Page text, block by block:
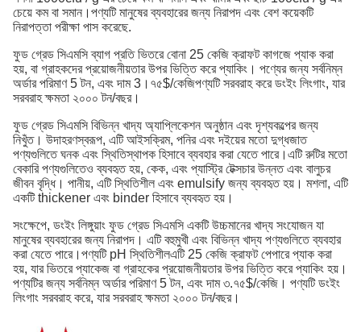
চেয়ে কম বা সমান।পণ্যটি মানুষের ব্যবহারের জন্য নিরাপদ এবং বেশ কয়েকটি
নিরাপত্তা পরীক্ষা পাস করেছে.
ফুড গ্রেড সিএমসি ব্যাগ প্রতি ভিতরে বোনা 25 কেজি ক্রাফট কাগজে প্যাক করা
হয়, বা গ্রাহকদের প্রয়োজনীয়তার উপর ভিত্তি করে প্যাকিং। পণ্যের জন্য সর্বনিম্ন
অর্ডার পরিমাণ 5 টন, এবং দাম 3।৭৫$/কেজিপণ্যটি সরবরাহ করে ডংইং লিংগাং, যার
সরবরাহ ক্ষমতা ২০০০ টন/বছর।
ফুড গ্রেড সিএমসি বিভিন্ন খাদ্য অ্যাপ্লিকেশন অনুষ্ঠান এবং দৃশ্যকল্পের জন্য
নিখুঁত। উদাহরণস্বরূপ, এটি আইসক্রিম, পনির এবং দইয়ের মতো দুগ্ধজাত
পণ্যগুলিতে ঘনক এবং স্থিতিস্থাপক হিসাবে ব্যবহার করা যেতে পারে।এটি রুটির মতো
বেকারি পণ্যগুলিতেও ব্যবহৃত হয়, কেক, এবং প্যাস্ট্রি টেক্সচার উন্নত এবং বালুচর
জীবন বৃদ্ধি। পানীয়, এটি স্থিতিশীল এবং emulsify জন্য ব্যবহৃত হয়। মশলা, এটি
একটি thickener এবং binder হিসাবে ব্যবহৃত হয়।
সংক্ষেপে, ডংইং লিঙ্গুয়াং ফুড গ্রেড সিএমসি একটি উচ্চমানের খাদ্য সংযোজন যা
মানুষের ব্যবহারের জন্য নিরাপদ। এটি বহুমুখী এবং বিভিন্ন খাদ্য পণ্যগুলিতে ব্যবহার
করা যেতে পারে।পণ্যটি pH স্থিতিশীলএটি 25 কেজি ক্রাফট পেপারে প্যাক করা
হয়, যার ভিতরে প্যাকেজ বা গ্রাহকের প্রয়োজনীয়তার উপর ভিত্তি করে প্যাকিং হয়।
পণ্যটির জন্য সর্বনিম্ন অর্ডার পরিমাণ 5 টন, এবং দাম ৩.৭৫$/কেজি। পণ্যটি ডংইং
লিংগাং সরবরাহ করে, যার সরবরাহ ক্ষমতা ২০০০ টন/বছর।